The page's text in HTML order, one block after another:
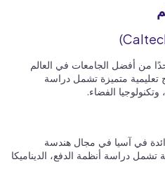
من أفضل الجامعات في العالم
تعليمية متميزة تشمل دراسة
وتكنولوجيا الفضاء.
في آسيا في مجال هندسة
تشمل دراسة أنظمة الدفع، الديناميكا